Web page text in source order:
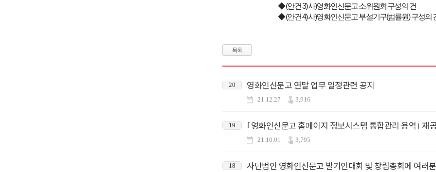
◆ (안건 3) 사)영화인신문고 소위원회 구성의 건
◆ (안건 4) 사)영화인신문고 부설기구(법률원) 구성의
목록
20 영화인신문고 연말 업무 일정관련 공지
21.12.27 3,916
19 ｢영화인신문고 홈페이지 정보시스템 통합관리 용역｣ 재
21.10.01 3,795
18 사단법인 영화인신문고 발기인대회 및 창립총회에 여러